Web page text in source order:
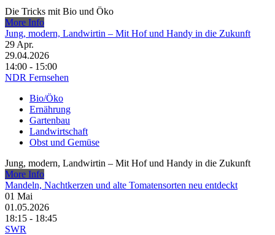
Die Tricks mit Bio und Öko
More Info
Jung, modern, Landwirtin – Mit Hof und Handy in die Zukunft
29 Apr.
29.04.2026
14:00 - 15:00
NDR Fernsehen
Bio/Öko
Ernährung
Gartenbau
Landwirtschaft
Obst und Gemüse
Jung, modern, Landwirtin – Mit Hof und Handy in die Zukunft
More Info
Mandeln, Nachtkerzen und alte Tomatensorten neu entdeckt
01 Mai
01.05.2026
18:15 - 18:45
SWR